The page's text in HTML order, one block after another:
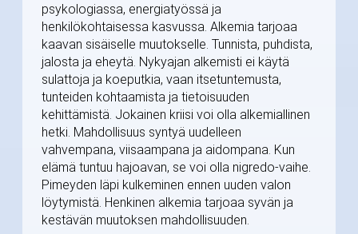
psykologiassa, energiatyössä ja
henkilökohtaisessa kasvussa. Alkemia tarjoaa
kaavan sisäiselle muutokselle. Tunnista, puhdista,
jalosta ja eheytä. Nykyajan alkemisti ei käytä
sulattoja ja koeputkia, vaan itsetuntemusta,
tunteiden kohtaamista ja tietoisuuden
kehittämistä. Jokainen kriisi voi olla alkemiallinen
hetki. Mahdollisuus syntyä uudelleen
vahvempana, viisaampana ja aidompana. Kun
elämä tuntuu hajoavan, se voi olla nigredo-vaihe.
Pimeyden läpi kulkeminen ennen uuden valon
löytymistä. Henkinen alkemia tarjoaa syvän ja
kestävän muutoksen mahdollisuuden.